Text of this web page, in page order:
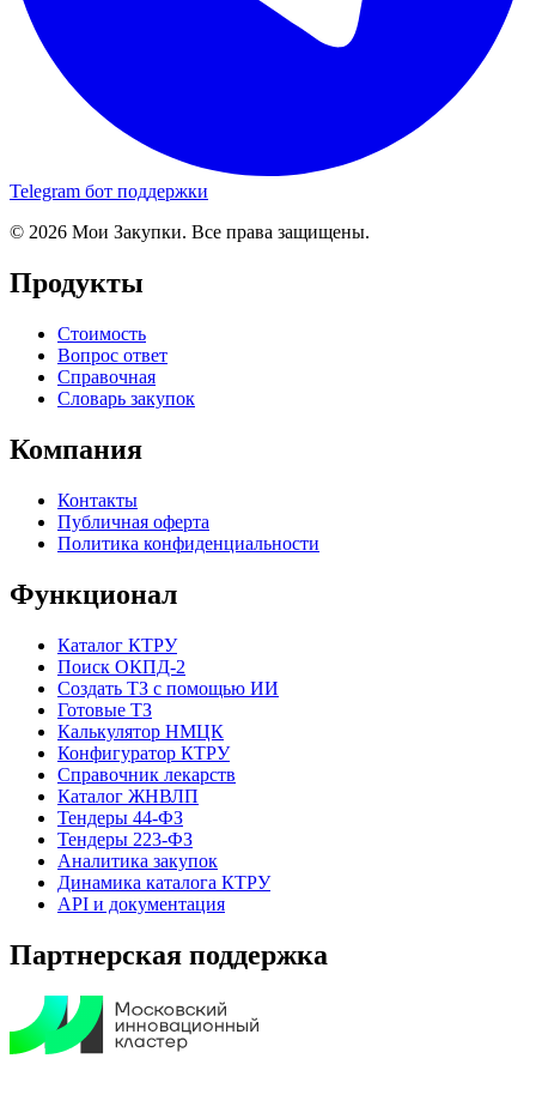
Telegram бот поддержки
© 2026 Мои Закупки. Все права защищены.
Продукты
Стоимость
Вопрос ответ
Справочная
Словарь закупок
Компания
Контакты
Публичная оферта
Политика конфиденциальности
Функционал
Каталог КТРУ
Поиск ОКПД-2
Создать ТЗ с помощью ИИ
Готовые ТЗ
Калькулятор НМЦК
Конфигуратор КТРУ
Справочник лекарств
Каталог ЖНВЛП
Тендеры 44-ФЗ
Тендеры 223-ФЗ
Аналитика закупок
Динамика каталога КТРУ
API и документация
Партнерская поддержка